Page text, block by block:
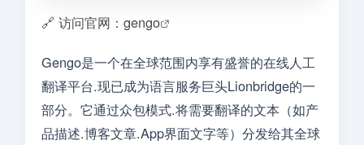
🔗 访问官网：gengo
Gengo是一个在全球范围内享有盛誉的在线人工
翻译平台.现已成为语言服务巨头Lionbridge的一
部分。它通过众包模式.将需要翻译的文本（如产
品描述.博客文章.App界面文字等）分发给其全球